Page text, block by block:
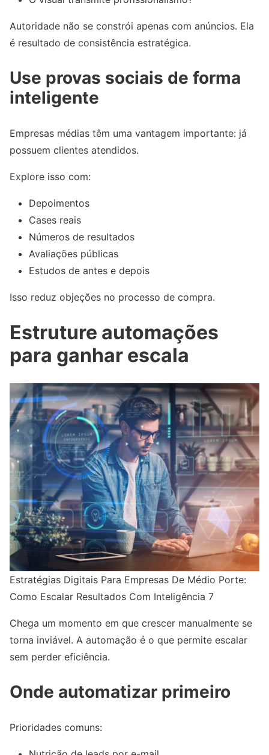
Autoridade não se constrói apenas com anúncios. Ela
é resultado de consistência estratégica.
Use provas sociais de forma
inteligente
Empresas médias têm uma vantagem importante: já
possuem clientes atendidos.
Explore isso com:
Depoimentos
Cases reais
Números de resultados
Avaliações públicas
Estudos de antes e depois
Isso reduz objeções no processo de compra.
Estruture automações
para ganhar escala
Estratégias Digitais Para Empresas De Médio Porte:
Como Escalar Resultados Com Inteligência 7
Chega um momento em que crescer manualmente se
torna inviável. A automação é o que permite escalar
sem perder eficiência.
Onde automatizar primeiro
Prioridades comuns: